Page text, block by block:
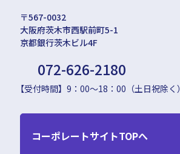
〒567-0032
大阪府茨木市西駅前町5-1
京都銀行茨木ビル4F
072-626-2180
【受付時間】9：00〜18：00（土日祝除く）
コーポレートサイトTOPへ